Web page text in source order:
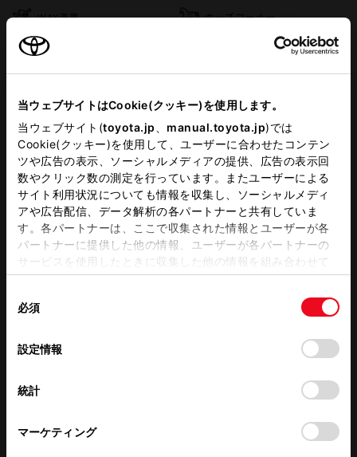
当ウェブサイトはCookie(クッキー)を使用します。
当ウェブサイト(toyota.jp manual.toyota.jp)では
Cookie(クッキー)を使用して、ユーザーに合わせたコンテン
ツや広告の表示、ソーシャルメディアの提供、広告の表示回
数やクリック数の測定を行っています。またユーザーによる
サイト利用状況についても情報を収集し、ソーシャルメディ
アや広告配信、データ解析の各パートナーと共有していま
す。各パートナーは、ここで収集された情報とユーザーが各
パートナーに提供した他の情報、ユーザーが各パートナーの
サービスを使用したときに収集した他の情報を組み合わせて
使用することがあります。当ウェブサイトの使用を続行する
デバイスにすべてのCookie(クッキー)が保存されることに同
意したことになります。Cookie(クッキー)のオプトアウト、
設定の変更、同意を撤回したりするにあたっては、当社の
「Cookie（クッキー）情報の取り扱いについて
」をご覧くだ
必須
設定情報
統計
マーケティング
WAX洗車 キッズコーナー
板金取扱店
この販売店のウェブサイトはこちら
営業日カレンダー